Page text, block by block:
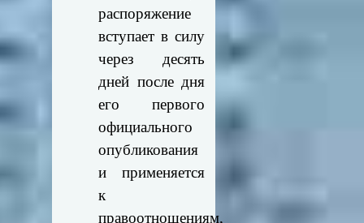
распоряжение
вступает в силу
через десять
дней после дня
его первого
официального
опубликования
и применяется
к
правоотношениям,